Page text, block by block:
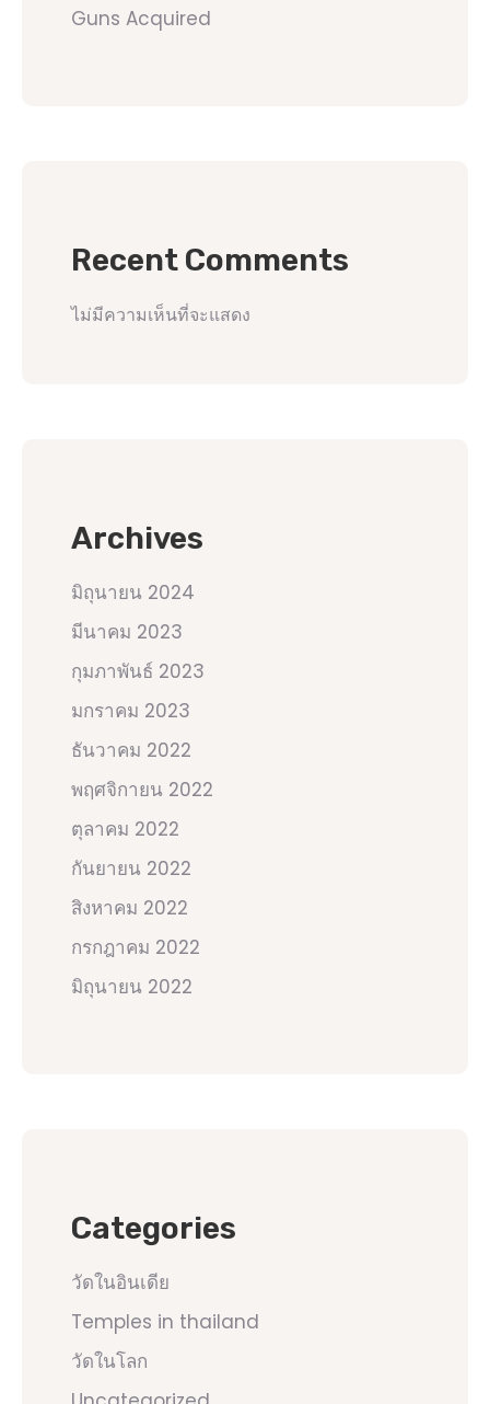
Guns Acquired
Recent Comments
ไม่มีความเห็นที่จะแสดง
Archives
มิถุนายน 2024
มีนาคม 2023
กุมภาพันธ์ 2023
มกราคม 2023
ธันวาคม 2022
พฤศจิกายน 2022
ตุลาคม 2022
กันยายน 2022
สิงหาคม 2022
กรกฎาคม 2022
มิถุนายน 2022
Categories
วัดในอินเดีย
Temples in thailand
วัดในโลก